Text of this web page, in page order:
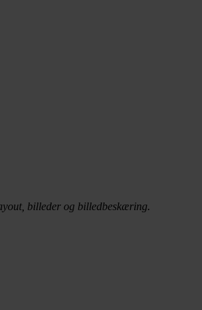
billeder og billedbeskæring.